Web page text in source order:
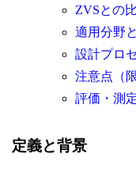
ZVSとの
適用分野
設計プロ
注意点（
評価・測
定義と背景